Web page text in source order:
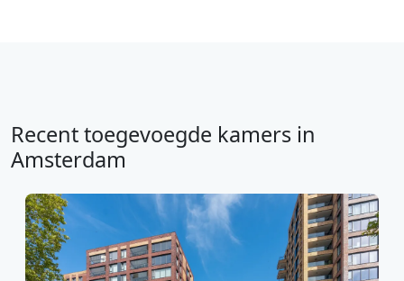
Recent toegevoegde kamers in
Amsterdam